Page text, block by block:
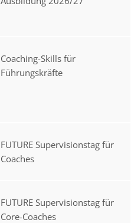
Coaching-Skills für
Führungskräfte
FUTURE Supervisionstag für
Coaches
FUTURE Supervisionstag für
Core-Coaches